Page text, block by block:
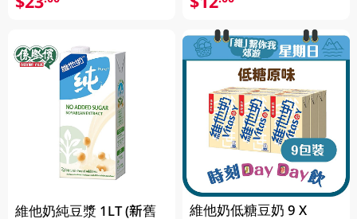
維他奶純豆漿 1LT (新舊
維他奶低糖豆奶 9 X